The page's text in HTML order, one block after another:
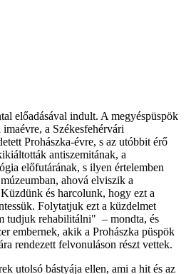
előadásával indult. A megyéspüspök
a Székesfehérvári
Prohászka-évre, s az utóbbit érő
antiszemitának, a
előfutárának, s ilyen értelemben
ahová elviszik a
és harcolunk, hogy ezt a
Folytatjuk ezt a küzdelmet
tudjuk rehabilitálni" – mondta, és
embernek, akik a Prohászka püspök
rendezett felvonuláson részt vettek.
utolsó bástyája ellen, ami a hit és az